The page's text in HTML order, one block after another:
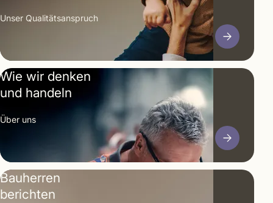
Unser Qualitäts­anspruch
Wie wir denken
und handeln
Über uns
Bauherren
berichten